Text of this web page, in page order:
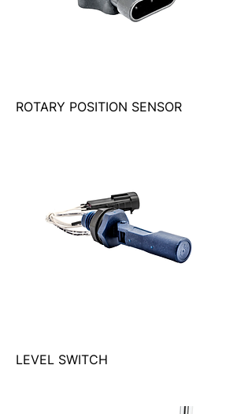
ROTARY POSITION SENSOR
LEVEL SWITCH